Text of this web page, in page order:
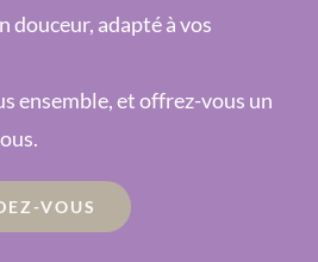
douceur, adapté à vos
ensemble, et offrez-vous un
VOUS